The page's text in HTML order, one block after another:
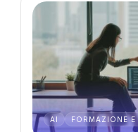
AI FORMAZIONE E